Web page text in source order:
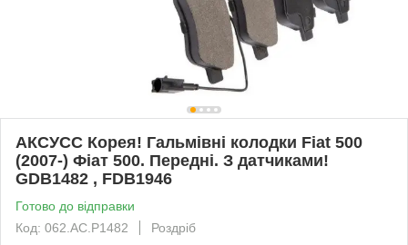
АКСУСС Корея! Гальмівні колодки Fiat 500
(2007-) Фіат 500. Передні. З датчиками!
GDB1482 , FDB1946
Готово до відправки
Код: 062.AC.P1482
Роздріб